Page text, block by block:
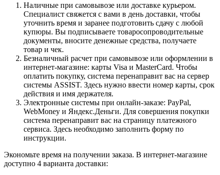
Наличные при самовывозе или доставке курьером.
Специалист свяжется с вами в день доставки, чтобы
уточнить время и заранее подготовить сдачу с любой
купюры. Вы подписываете товаросопроводительные
документы, вносите денежные средства, получаете
товар и чек.
Безналичный расчет при самовывозе или оформлении в
интернет-магазине: карты Visa и MasterCard. Чтобы
оплатить покупку, система перенаправит вас на сервер
системы ASSIST. Здесь нужно ввести номер карты, срок
действия и имя держателя.
Электронные системы при онлайн-заказе: PayPal,
WebMoney и Яндекс.Деньги. Для совершения покупки
система перенаправит вас на страницу платежного
сервиса. Здесь необходимо заполнить форму по
инструкции.
Экономьте время на получении заказа. В интернет-магазине
доступно 4 варианта доставки: